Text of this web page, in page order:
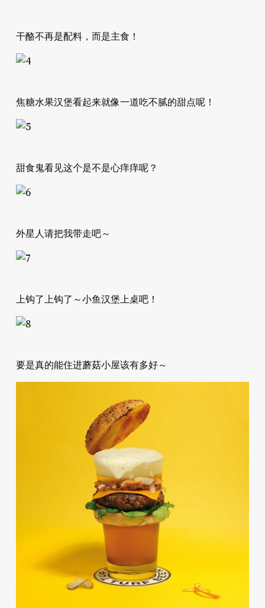
干酪不再是配料，而是主食！
焦糖水果汉堡看起来就像一道吃不腻的甜点呢！
甜食鬼看见这个是不是心痒痒呢？
外星人请把我带走吧～
上钩了上钩了～小鱼汉堡上桌吧！
要是真的能住进蘑菇小屋该有多好～